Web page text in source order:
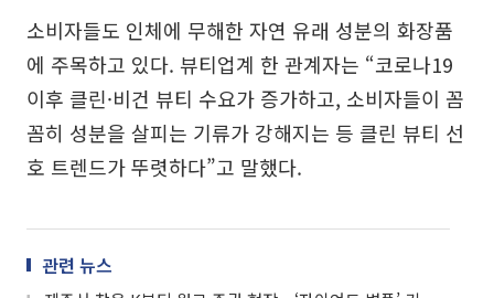
소비자들도 인체에 무해한 자연 유래 성분의 화장품
에 주목하고 있다. 뷰티업계 한 관계자는 “코로나19
이후 클린·비건 뷰티 수요가 증가하고, 소비자들이 꼼
꼼히 성분을 살피는 기류가 강해지는 등 클린 뷰티 선
호 트렌드가 뚜렷하다”고 말했다.
관련 뉴스